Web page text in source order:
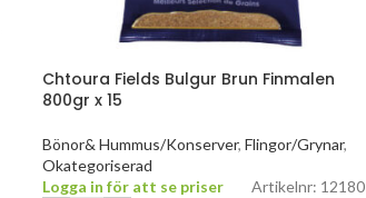
Chtoura Fields Bulgur Brun Finmalen
800gr x 15
Bönor& Hummus/Konserver, Flingor/Grynar,
Okategoriserad
Logga in för att se priser
Artikelnr: 12180